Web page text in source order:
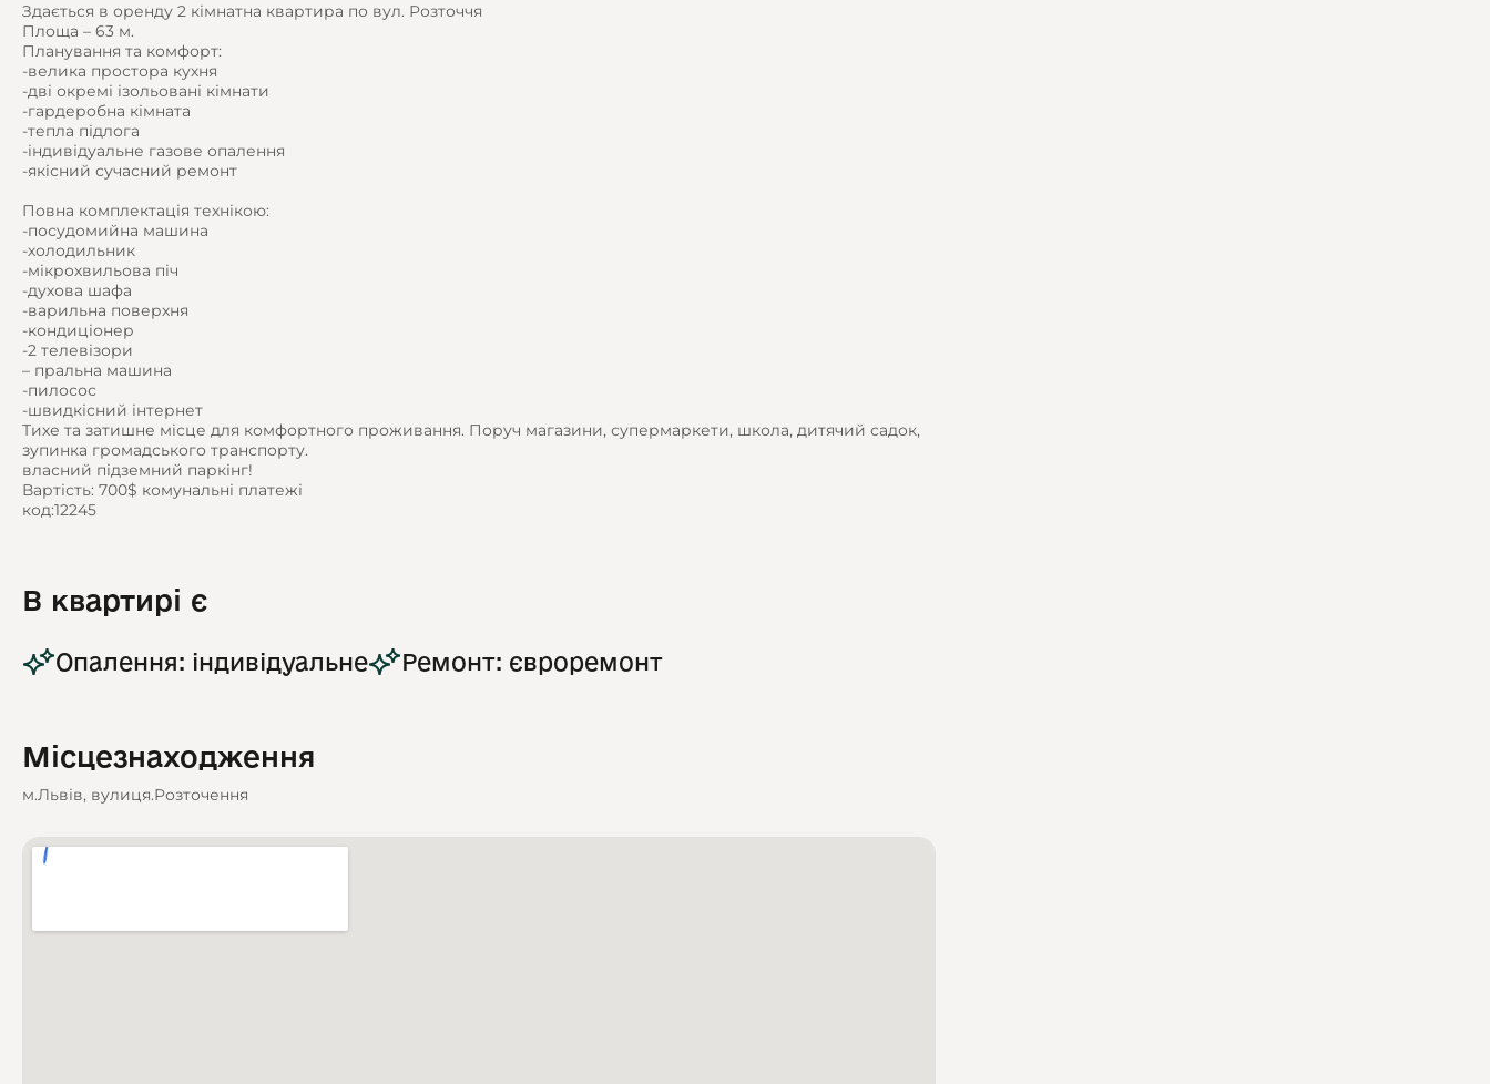
Здається в оренду 2 кімнатна квартира по вул. Розточчя
Площа – 63 м.
Планування та комфорт:
-велика простора кухня
-дві окремі ізольовані кімнати
-гардеробна кімната
-тепла підлога
-індивідуальне газове опалення
-якісний сучасний ремонт
Повна комплектація технікою:
-посудомийна машина
-холодильник
-мікрохвильова піч
-духова шафа
-варильна поверхня
-кондиціонер
-2 телевізори
– пральна машина
-пилосос
-швидкісний інтернет
Тихе та затишне місце для комфортного проживання. Поруч магазини, супермаркети, школа, дитячий садок,
зупинка громадського транспорту.
власний підземний паркінг!
Вартість: 700$ комунальні платежі
код:12245
В квартирі є
Опалення: індивідуальне Ремонт: євроремонт
Місцезнаходження
м.Львів, вулиця.Розточення